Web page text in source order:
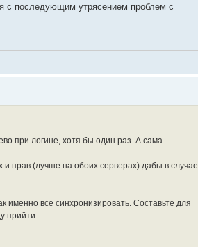
с последующим утрясением проблем с
при логине, хотя бы один раз. А сама
прав (лучше на обоих серверах) дабы в случае
именно все синхронизировать. Составьте для
прийти.